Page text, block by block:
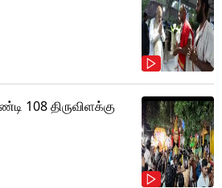
108 திருவிளக்கு